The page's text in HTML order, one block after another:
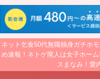
ネット乞食50代無職独身ガチホ
め速報！ネトゲ廃人は女子ホー
スまなみ！愛